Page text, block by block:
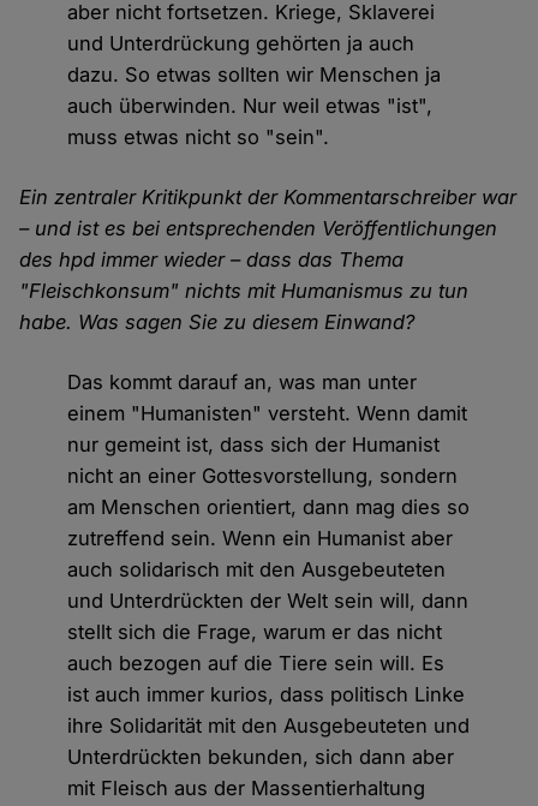
aber nicht fortsetzen. Kriege, Sklaverei
und Unterdrückung gehörten ja auch
dazu. So etwas sollten wir Menschen ja
auch überwinden. Nur weil etwas "ist",
muss etwas nicht so "sein".
Ein zentraler Kritikpunkt der Kommentarschreiber war
– und ist es bei entsprechenden Veröffentlichungen
des hpd immer wieder – dass das Thema
"Fleischkonsum" nichts mit Humanismus zu tun
habe. Was sagen Sie zu diesem Einwand?
Das kommt darauf an, was man unter
einem "Humanisten" versteht. Wenn damit
nur gemeint ist, dass sich der Humanist
nicht an einer Gottesvorstellung, sondern
am Menschen orientiert, dann mag dies so
zutreffend sein. Wenn ein Humanist aber
auch solidarisch mit den Ausgebeuteten
und Unterdrückten der Welt sein will, dann
stellt sich die Frage, warum er das nicht
auch bezogen auf die Tiere sein will. Es
ist auch immer kurios, dass politisch Linke
ihre Solidarität mit den Ausgebeuteten und
Unterdrückten bekunden, sich dann aber
mit Fleisch aus der Massentierhaltung